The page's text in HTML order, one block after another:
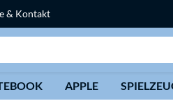
& Kontakt
APPLE